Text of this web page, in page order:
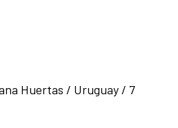
Huertas / Uruguay / 7